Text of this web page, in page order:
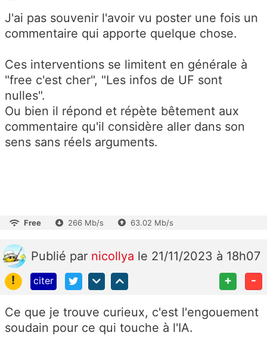
J'ai pas souvenir l'avoir vu poster une fois un
commentaire qui apporte quelque chose.
Ces interventions se limitent en générale à
"free c'est cher", "Les infos de UF sont
nulles".
Ou bien il répond et répète bêtement aux
commentaire qu'il considère aller dans son
sens sans réels arguments.
Free 266 Mb/s 63.02 Mb/s
Publié par nicollya le 21/11/2023 à 18h07
!
citer + -
Ce que je trouve curieux, c'est l'engouement
soudain pour ce qui touche à l'IA.